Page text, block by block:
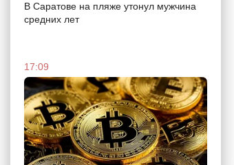
В Саратове на пляже утонул мужчина
средних лет
17:09